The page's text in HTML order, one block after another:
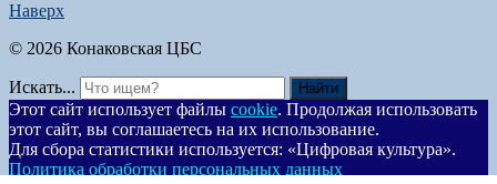
Наверх
© 2026 Конаковская ЦБС
Искать... Найти
Этот сайт использует файлы cookie. Продолжая использовать
этот сайт, вы соглашаетесь на их использование.
Для сбора статистики используется: «Цифровая культура».
Политика обработки персональных данных